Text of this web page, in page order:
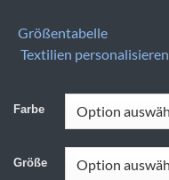
Größentabelle
Textilien personalisieren
Farbe
Größe